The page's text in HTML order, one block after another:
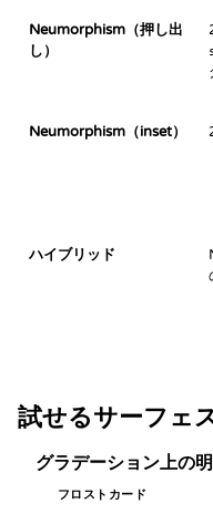
Neumorphism（押し出
し）
Neumorphism（inset）
ハイブリッド
試せるサーフェ
グラデーション上の
フロストカード